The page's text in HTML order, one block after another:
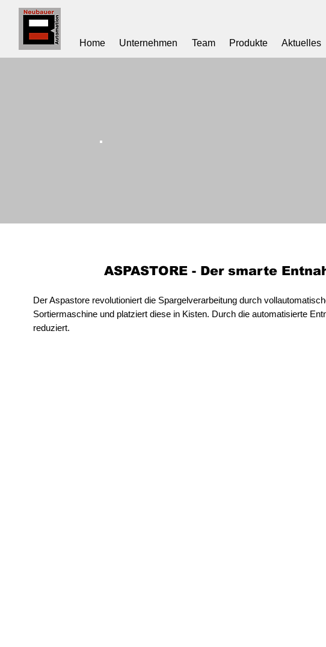
Home Unternehmen Team Produkte Aktuelles
ASPASTORE - Der smarte
Der Aspastore revolutioniert die Spargelverarbeitung durch
Sortiermaschine und platziert diese in Kisten. Durch die automatisierte
reduziert.